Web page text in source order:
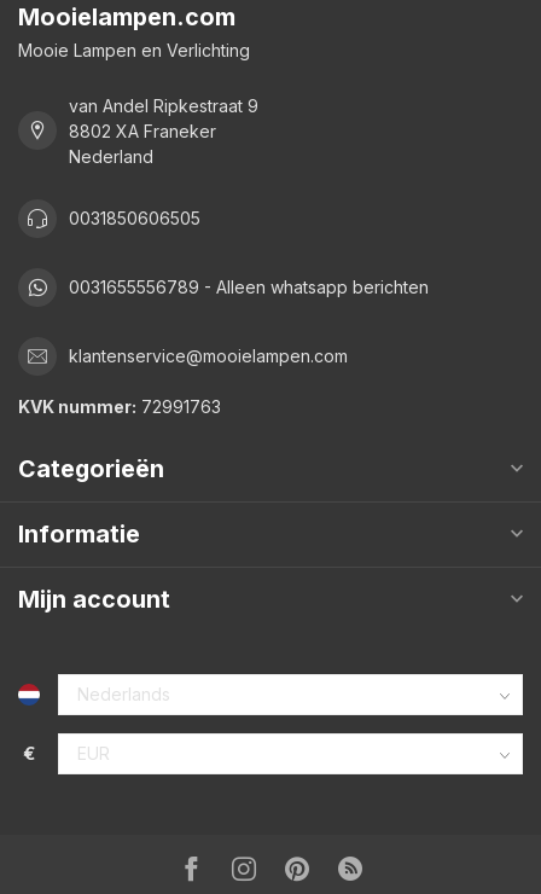
Mooielampen.com
Mooie Lampen en Verlichting
van Andel Ripkestraat 9
8802 XA Franeker
Nederland
0031850606505
0031655556789 - Alleen whatsapp berichten
klantenservice@mooielampen.com
KVK nummer: 72991763
Categorieën
Informatie
Mijn account
€